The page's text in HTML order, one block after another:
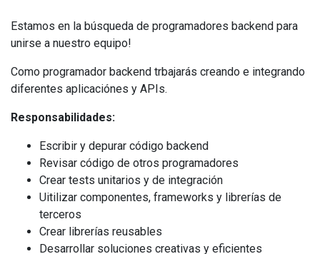
Estamos en la búsqueda de programadores backend para
unirse a nuestro equipo!
Como programador backend trbajarás creando e integrando
diferentes aplicaciónes y APIs.
Responsabilidades:
Escribir y depurar código backend
Revisar código de otros programadores
Crear tests unitarios y de integración
Uitilizar componentes, frameworks y librerías de
terceros
Crear librerías reusables
Desarrollar soluciones creativas y eficientes